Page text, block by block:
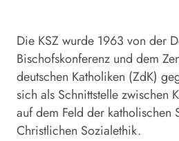
Die KSZ wurde 1963 von der
Bischofskonferenz und dem
deutschen Katholiken (ZdK)
sich als Schnittstelle zwischen
auf dem Feld der katholischen
Christlichen Sozialethik.